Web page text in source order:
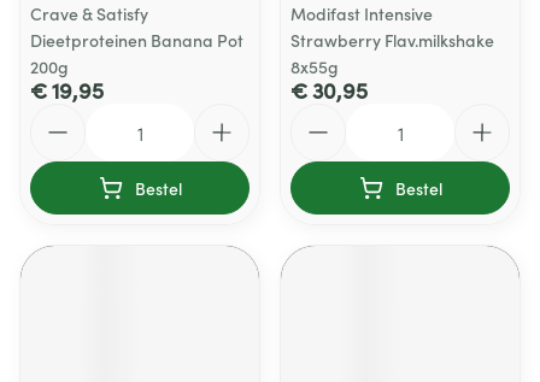
Crave & Satisfy
Dieetproteinen Banana Pot
200g
€ 19,95
Bestel
Modifast Intensive
Strawberry Flav.milkshake
8x55g
€ 30,95
Bestel